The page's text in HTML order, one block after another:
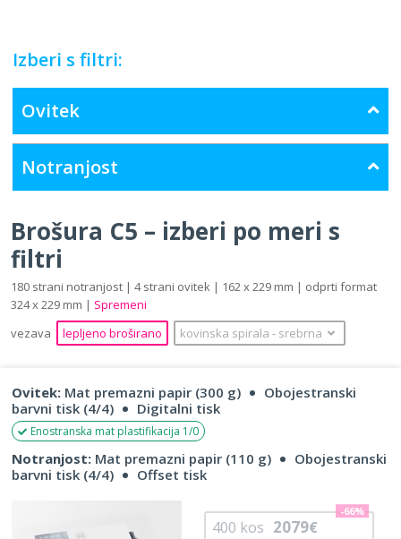
Izberi s filtri:
Ovitek
Notranjost
Brošura C5 – izberi po meri s
filtri
180 strani notranjost | 4 strani ovitek | 162 x 229 mm | odprti format
324 x 229 mm | Spremeni
vezava
lepljeno broširano kovinska spirala ‐ srebrna
Ovitek: Mat premazni papir (300 g)
Obojestranski
barvni tisk (4/4)
Digitalni tisk
Enostranska mat plastifikacija 1/0
Notranjost: Mat premazni papir (110 g)
Obojestranski
barvni tisk (4/4)
Offset tisk
400 kos 2079€
-66%